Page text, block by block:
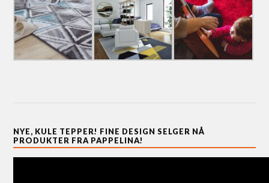
NYE, KULE TEPPER! FINE DESIGN SELGER NÅ
PRODUKTER FRA PAPPELINA!